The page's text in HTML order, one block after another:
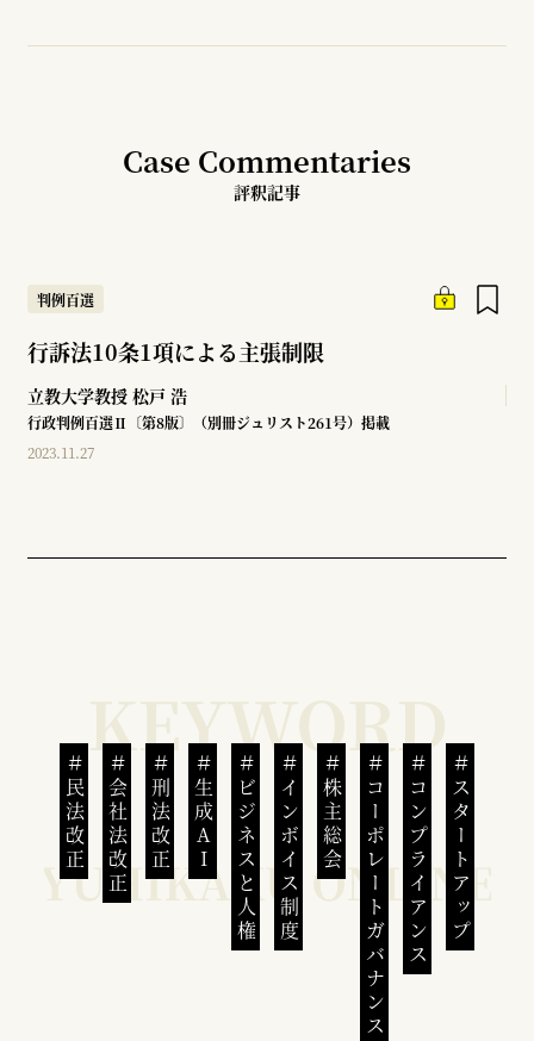
Case Commentaries
評釈記事
判例百選
行訴法10条1項による主張制限
立教大学教授 松戸 浩
行政判例百選Ⅱ〔第8版〕（別冊ジュリスト261号）掲載
2023.11.27
民法改正 会社法改正 刑法改正 生成AI ビジネスと人権インボイス制度 株主総会 コーポレートガバナンスコンプライアンススタートアップ